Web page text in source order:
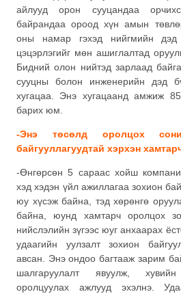
айлууд орон сууцандаа
байрандаа ороод хүн амын
оны намар гэхэд нийгмийн дэд
цэцэрлэгийг мөн ашиглалтад
Бидний олон нийтэд зарлаад
сууцны болон инженерийн дэд
хугацаа. Энэ хугацаанд амжиж
барих юм.
-Энэ төсөлд оролцох
байгууллагуудтай хэрхэн
-Өнгөрсөн 5 сараас хойш
хэд хэдэн үйл ажиллагаа зохион
юу хүсэж байна, тэд хөрөнгө
байна, юунд хамтарч оролцох
нийслэлийн зүгээс юуг анхаарах
удаагийн уулзалт зохион
авсан. Энэ ондоо багтааж зарим
шалгаруулалт явуулж,
оролцуулах ажлууд эхэлнэ.